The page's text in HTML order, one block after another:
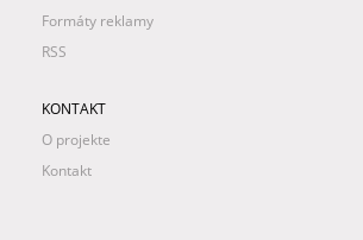
Formáty reklamy
RSS
KONTAKT
O projekte
Kontakt